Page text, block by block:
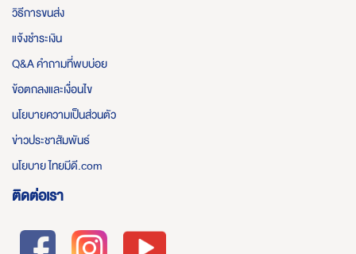
วิธีการขนส่ง
แจ้งชำระเงิน
Q&A คำถามที่พบบ่อย
ข้อตกลงและเงื่อนไข
นโยบายความเป็นส่วนตัว
ข่าวประชาสัมพันธ์
นโยบาย ไทยมีดี.com
ติดต่อเรา